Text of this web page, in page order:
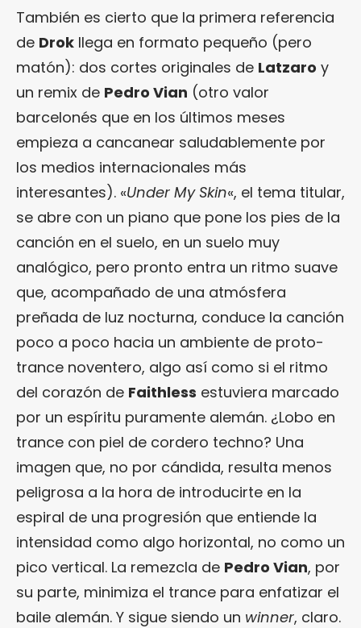
También es cierto que la primera referencia
de Drok llega en formato pequeño (pero
matón): dos cortes originales de Latzaro y
un remix de Pedro Vian (otro valor
barcelonés que en los últimos meses
empieza a cancanear saludablemente por
los medios internacionales más
interesantes). «Under My Skin«, el tema titular,
se abre con un piano que pone los pies de la
canción en el suelo, en un suelo muy
analógico, pero pronto entra un ritmo suave
que, acompañado de una atmósfera
preñada de luz nocturna, conduce la canción
poco a poco hacia un ambiente de proto-
trance noventero, algo así como si el ritmo
del corazón de Faithless estuviera marcado
por un espíritu puramente alemán. ¿Lobo en
trance con piel de cordero techno? Una
imagen que, no por cándida, resulta menos
peligrosa a la hora de introducirte en la
espiral de una progresión que entiende la
intensidad como algo horizontal, no como un
pico vertical. La remezcla de Pedro Vian, por
su parte, minimiza el trance para enfatizar el
baile alemán. Y sigue siendo un winner, claro.